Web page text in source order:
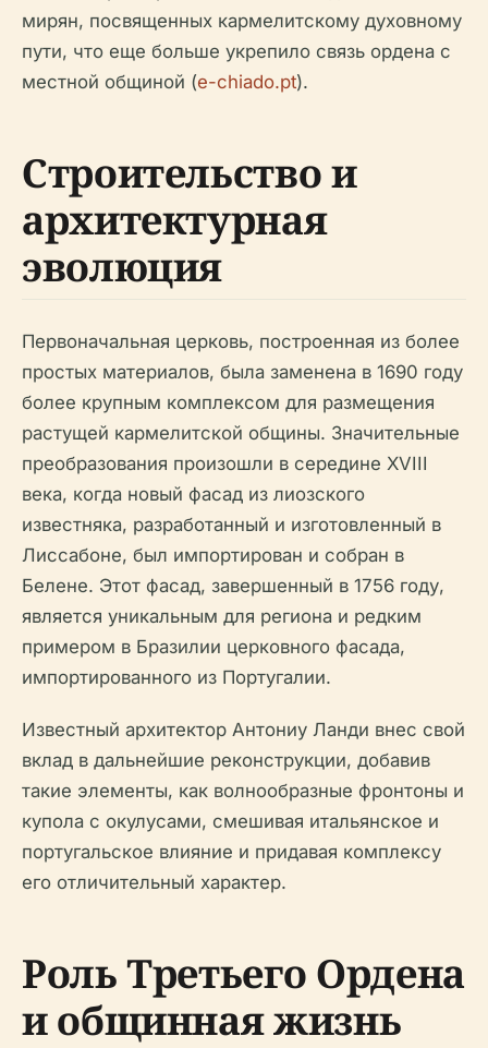
мирян, посвященных кармелитскому духовному
пути, что еще больше укрепило связь ордена с
местной общиной (e-chiado.pt).
Строительство и
архитектурная
эволюция
Первоначальная церковь, построенная из более
простых материалов, была заменена в 1690 году
более крупным комплексом для размещения
растущей кармелитской общины. Значительные
преобразования произошли в середине XVIII
века, когда новый фасад из лиозского
известняка, разработанный и изготовленный в
Лиссабоне, был импортирован и собран в
Белене. Этот фасад, завершенный в 1756 году,
является уникальным для региона и редким
примером в Бразилии церковного фасада,
импортированного из Португалии.
Известный архитектор Антониу Ланди внес свой
вклад в дальнейшие реконструкции, добавив
такие элементы, как волнообразные фронтоны и
купола с окулусами, смешивая итальянское и
португальское влияние и придавая комплексу
его отличительный характер.
Роль Третьего Ордена
и общинная жизнь